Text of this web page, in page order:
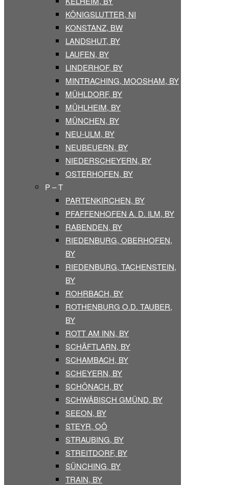
KÖNIGSLUTTER, NI
KONSTANZ, BW
LANDSHUT, BY
LAUFEN, BY
LINDERHOF, BY
MINTRACHING, MOOSHAM, BY
MÜHLDORF, BY
MÜHLHEIM, BY
MÜNCHEN, BY
NEU-ULM, BY
NEUBEUERN, BY
NIEDERSCHEYERN, BY
OSTERHOFEN, BY
P – T
PARTENKIRCHEN, BY
PFAFFENHOFEN A. D. ILM, BY
RABENDEN, BY
RIEDENBURG, OBERHOFEN,
BY
RIEDENBURG, TACHENSTEIN,
BY
ROHRBACH, BY
ROTHENBURG O.D. TAUBER,
BY
ROTT AM INN, BY
SCHÄFTLARN, BY
SCHAMBACH, BY
SCHEYERN, BY
SCHÖNACH, BY
SCHWÄBISCH GMÜND, BY
SEEON, BY
STEYR, OÖ
STRAUBING, BY
STREITDORF, BY
SÜNCHING, BY
TRAIN, BY